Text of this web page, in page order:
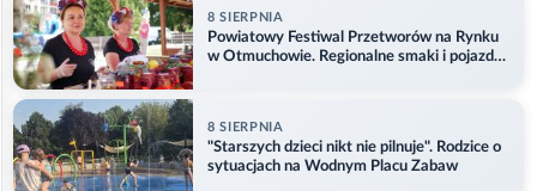
8 SIERPNIA
Powiatowy Festiwal Przetworów na Rynku
w Otmuchowie. Regionalne smaki i pojazdy
8 SIERPNIA
"Starszych dzieci nikt nie pilnuje". Rodzice o
sytuacjach na Wodnym Placu Zabaw